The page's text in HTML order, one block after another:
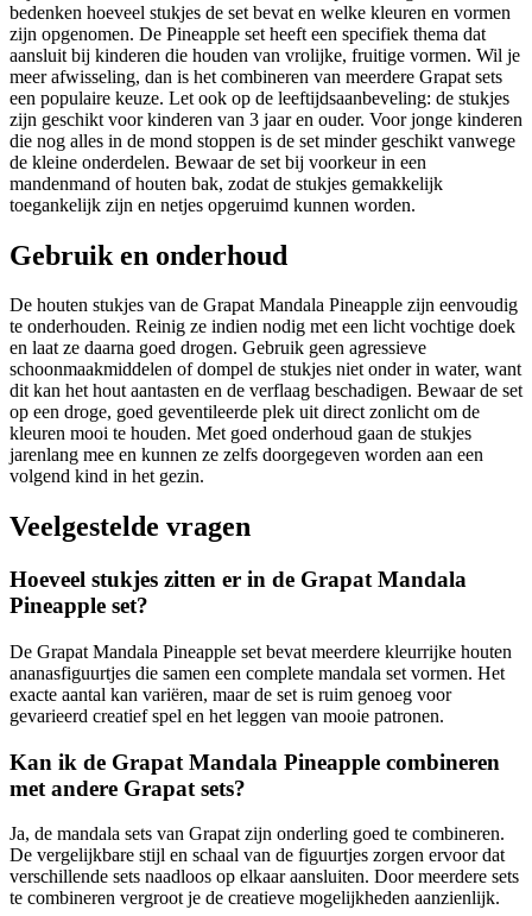
bedenken hoeveel stukjes de set bevat en welke kleuren en vormen
zijn opgenomen. De Pineapple set heeft een specifiek thema dat
aansluit bij kinderen die houden van vrolijke, fruitige vormen. Wil je
meer afwisseling, dan is het combineren van meerdere Grapat sets
een populaire keuze. Let ook op de leeftijdsaanbeveling: de stukjes
zijn geschikt voor kinderen van 3 jaar en ouder. Voor jonge kinderen
die nog alles in de mond stoppen is de set minder geschikt vanwege
de kleine onderdelen. Bewaar de set bij voorkeur in een
mandenmand of houten bak, zodat de stukjes gemakkelijk
toegankelijk zijn en netjes opgeruimd kunnen worden.
Gebruik en onderhoud
De houten stukjes van de Grapat Mandala Pineapple zijn eenvoudig
te onderhouden. Reinig ze indien nodig met een licht vochtige doek
en laat ze daarna goed drogen. Gebruik geen agressieve
schoonmaakmiddelen of dompel de stukjes niet onder in water, want
dit kan het hout aantasten en de verflaag beschadigen. Bewaar de set
op een droge, goed geventileerde plek uit direct zonlicht om de
kleuren mooi te houden. Met goed onderhoud gaan de stukjes
jarenlang mee en kunnen ze zelfs doorgegeven worden aan een
volgend kind in het gezin.
Veelgestelde vragen
Hoeveel stukjes zitten er in de Grapat Mandala
Pineapple set?
De Grapat Mandala Pineapple set bevat meerdere kleurrijke houten
ananasfiguurtjes die samen een complete mandala set vormen. Het
exacte aantal kan variëren, maar de set is ruim genoeg voor
gevarieerd creatief spel en het leggen van mooie patronen.
Kan ik de Grapat Mandala Pineapple combineren
met andere Grapat sets?
Ja, de mandala sets van Grapat zijn onderling goed te combineren.
De vergelijkbare stijl en schaal van de figuurtjes zorgen ervoor dat
verschillende sets naadloos op elkaar aansluiten. Door meerdere sets
te combineren vergroot je de creatieve mogelijkheden aanzienlijk.